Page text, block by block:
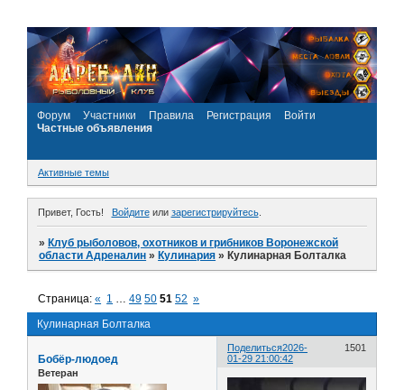
Форум Участники Правила Регистрация
Войти
Частные объявления
Активные темы
Привет, Гость! Войдитеили зарегистрируйтесь.
»Клуб рыболовов, охотников и грибников Воронежской
области Адреналин »Кулинария »Кулинарная Болталка
Кулинарная Болталка
Страница:« 1 … 49 50 51 52 »
Поделиться 1501
2026-
01-29 21:00:42
Бобёр-людоед
Ветеран